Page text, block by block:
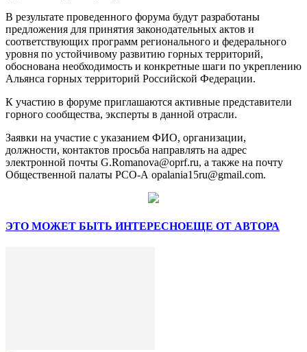
В результате проведенного форума будут разработаны
предложения для принятия законодательных актов и
соответствующих программ регионального и федерального
уровня по устойчивому развитию горных территорий,
обоснована необходимость и конкретные шаги по укреплению
Альянса горных территорий Российской Федерации.
К участию в форуме приглашаются активные представители
горного сообщества, эксперты в данной отрасли.
Заявки на участие с указанием ФИО, организации,
должности, контактов просьба направлять на адрес
электронной почты G.Romanova@oprf.ru, а также на почту
Общественной палаты РСО-А opalania15ru@gmail.com.
ЭТО МОЖЕТ БЫТЬ ИНТЕРЕСНОЕЩЕ ОТ АВТОРА